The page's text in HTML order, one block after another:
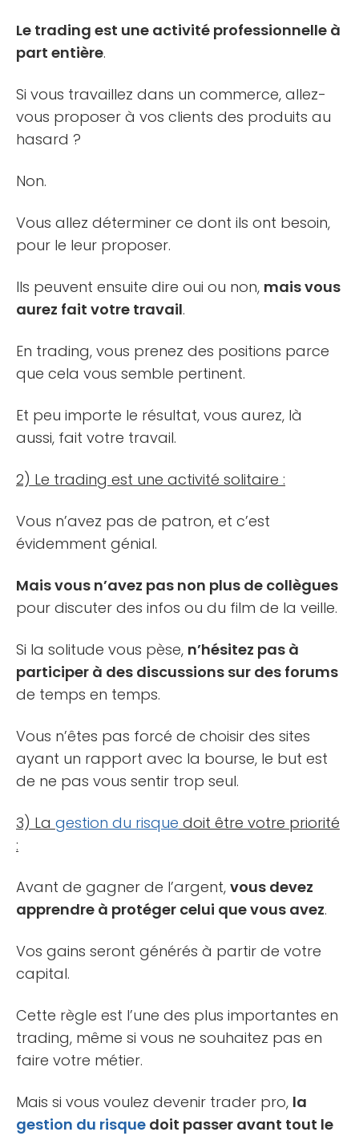
Le trading est une activité professionnelle à
part entière.
Si vous travaillez dans un commerce, allez-
vous proposer à vos clients des produits au
hasard ?
Non.
Vous allez déterminer ce dont ils ont besoin,
pour le leur proposer.
Ils peuvent ensuite dire oui ou non, mais vous
aurez fait votre travail.
En trading, vous prenez des positions parce
que cela vous semble pertinent.
Et peu importe le résultat, vous aurez, là
aussi, fait votre travail.
2) Le trading est une activité solitaire :
Vous n’avez pas de patron, et c’est
évidemment génial.
Mais vous n’avez pas non plus de collègues
pour discuter des infos ou du film de la veille.
Si la solitude vous pèse, n’hésitez pas à
participer à des discussions sur des forums
de temps en temps.
Vous n’êtes pas forcé de choisir des sites
ayant un rapport avec la bourse, le but est
de ne pas vous sentir trop seul.
3) La gestion du risque doit être votre priorité
:
Avant de gagner de l’argent, vous devez
apprendre à protéger celui que vous avez.
Vos gains seront générés à partir de votre
capital.
Cette règle est l’une des plus importantes en
trading, même si vous ne souhaitez pas en
faire votre métier.
Mais si vous voulez devenir trader pro, la
gestion du risque doit passer avant tout le